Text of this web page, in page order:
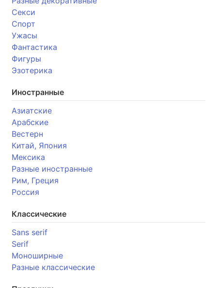
Секси
Спорт
Ужасы
Фантастика
Фигуры
Эзотерика
Иностранные
Азиатские
Арабские
Вестерн
Китай, Япония
Мексика
Разные иностранные
Рим, Греция
Россия
Классические
Sans serif
Serif
Моноширные
Разные классические